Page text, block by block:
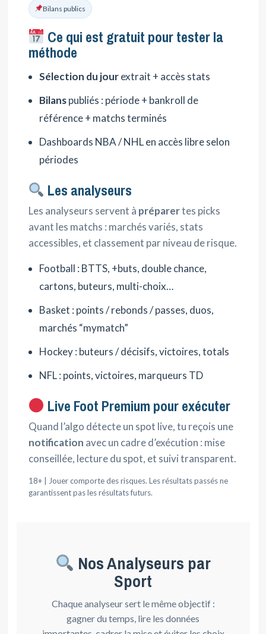
Bilans publics
Ce qui est gratuit pour tester la
méthode
Sélection du jourextrait + accès stats
Bilanspubliés : période + bankroll de
référence + matchs terminés
Dashboards NBA / NHL en accès libre selon
périodes
Les analyseurs
Les analyseurs servent à préparertes picks
avant les matchs : marchés variés, stats
accessibles, et classement par niveau de risque.
Football : BTTS, +buts, double chance,
cartons, buteurs, multi-choix…
Basket : points / rebonds / passes, duos,
marchés “mymatch”
Hockey : buteurs / décisifs, victoires, totals
NFL : points, victoires, marqueurs TD
Live Foot Premium pour exécuter
Quand l’algo détecte un spot live, tu reçois une
notification avec un cadre d’exécution : mise
conseillée, lecture du spot, et suivi transparent.
18+ | Jouer comporte des risques. Les résultats passés ne
garantissent pas les résultats futurs.
Nos Analyseurs par
Sport
Chaque analyseur sert le même objectif :
gagner du temps, lire les données